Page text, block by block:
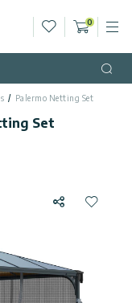
Wunschliste
0
Palermo Netting Set
Set
TeilenZur